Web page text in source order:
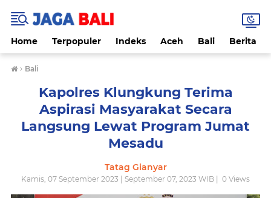
Home Terpopuler Indeks Aceh Bali Berita
› Bali
Kapolres Klungkung Terima
Aspirasi Masyarakat Secara
Langsung Lewat Program Jumat
Mesadu
Tatag Gianyar
Kamis, 07 September 2023 | September 07, 2023 WIB | 0 Views